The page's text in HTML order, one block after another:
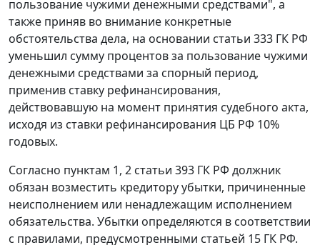
пользование чужими денежными средствами", а
также приняв во внимание конкретные
обстоятельства дела, на основании статьи 333 ГК РФ
уменьшил сумму процентов за пользование чужими
денежными средствами за спорный период,
применив ставку рефинансирования,
действовавшую на момент принятия судебного акта,
исходя из ставки рефинансирования ЦБ РФ 10%
годовых.
Согласно пунктам 1, 2 статьи 393 ГК РФ должник
обязан возместить кредитору убытки, причиненные
неисполнением или ненадлежащим исполнением
обязательства. Убытки определяются в соответствии
с правилами, предусмотренными статьей 15 ГК РФ.